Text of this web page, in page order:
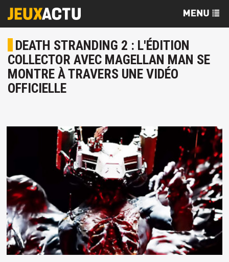
DEATH STRANDING 2 : L'ÉDITION
COLLECTOR AVEC MAGELLAN MAN SE
MONTRE À TRAVERS UNE VIDÉO
OFFICIELLE